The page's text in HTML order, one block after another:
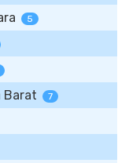
5
Barat 7